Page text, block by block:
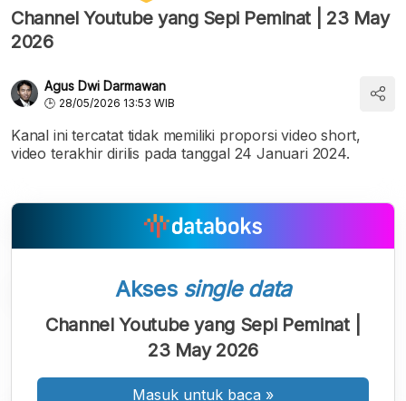
Channel Youtube yang Sepi Peminat | 23 May
2026
Agus Dwi Darmawan
28/05/2026 13:53 WIB
Kanal ini tercatat tidak memiliki proporsi video short,
video terakhir dirilis pada tanggal 24 Januari 2024.
Akses single data
Channel Youtube yang Sepi Peminat |
23 May 2026
Masuk untuk baca »